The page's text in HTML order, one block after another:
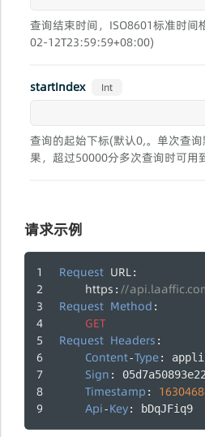
查询结束时间，ISO8601标准时
02-12T23:59:59+08:00)
startIndex Int
查询的起始下标(默认0,。单次查
果，超过50000分多次查询时可用
请求示例
Request URL:
https : //
Request Method :
GET
Request Headers :
Content-Type:
Sign :
Timestamp :
Api-Key: bDqJFiq9